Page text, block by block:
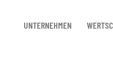
UNTERNEHMEN